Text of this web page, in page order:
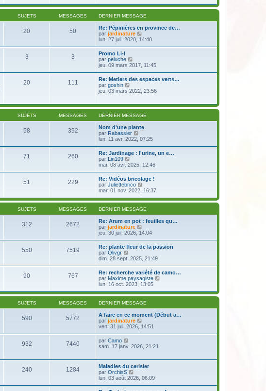
g
m
e
s
s
a
g
e
n
e
r
m
e
s
s
g
e
l
e
e
r
n
i
e
e
s
s
a
g
SUJETS MESSAGES DERNIER MESSAGE
20 50
Re: Pépinières en province de…
par jardinature
o
e
d
e
r
r
m
e
s
s
g
lun. 27 juil. 2020, 14:40
3 3
Promo Li-l
par peluche
o
l
e
d
r
i
e
r
m
e
s
s
g
jeu. 09 mars 2017, 11:45
20 111
Re: Metiers des espaces verts…
par goshin
o
l
e
e
r
n
i
e
r
e
s
s
a
g
jeu. 03 mars 2022, 23:56
SUJETS MESSAGES DERNIER MESSAGE
58 392
Nom d'une plante
par Rabassier
o
r
l
e
d
e
r
n
i
e
r
m
e
s
s
a
lun. 11 avr. 2022, 07:25
71 260
Re: Jardinage : l'urine, un e…
par Lin109
o
l
e
d
e
n
i
e
r
m
e
s
a
mar. 08 avr. 2025, 12:46
51 229
Re: Vidéos bricolage !
par Juliettebrico
o
r
l
d
e
r
n
i
e
m
e
s
s
a
e
mar. 01 nov. 2022, 16:37
SUJETS MESSAGES DERNIER MESSAGE
312 2672
Re: Arum en pot : feuilles qu…
par jardinature
o
l
e
d
e
r
n
i
e
r
m
e
s
a
jeu. 30 juil. 2026, 14:04
550 7519
Re: plante fleur de la passion
par Olivgr
o
r
l
e
d
e
n
i
e
r
m
e
s
dim. 28 sept. 2025, 21:49
90 767
Re: recherche variété de camo…
par Maxime.paysagiste
r
d
e
i
e
lun. 16 oct. 2023, 13:05
SUJETS MESSAGES DERNIER MESSAGE
590 5772
A faire en ce moment (Début a…
par jardinature
o
e
e
r
i
e
ven. 31 juil. 2026, 14:51
932 7440 par Camo
o
e
d
e
r
sam. 17 janv. 2026, 21:21
240 1284
Maladies du cerisier
par OrchisS
o
lun. 03 août 2026, 06:09